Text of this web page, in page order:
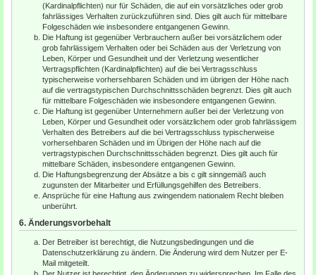
(Kardinalpflichten) nur für Schäden, die auf ein vorsätzliches oder grob
fahrlässiges Verhalten zurückzuführen sind. Dies gilt auch für mittelbare
Folgeschäden wie insbesondere entgangenen Gewinn.
Die Haftung ist gegenüber Verbrauchern außer bei vorsätzlichem oder
grob fahrlässigem Verhalten oder bei Schäden aus der Verletzung von
Leben, Körper und Gesundheit und der Verletzung wesentlicher
Vertragspflichten (Kardinalpflichten) auf die bei Vertragsschluss
typischerweise vorhersehbaren Schäden und im übrigen der Höhe nach
auf die vertragstypischen Durchschnittsschäden begrenzt. Dies gilt auch
für mittelbare Folgeschäden wie insbesondere entgangenen Gewinn.
Die Haftung ist gegenüber Unternehmern außer bei der Verletzung von
Leben, Körper und Gesundheit oder vorsätzlichem oder grob fahrlässigem
Verhalten des Betreibers auf die bei Vertragsschluss typischerweise
vorhersehbaren Schäden und im Übrigen der Höhe nach auf die
vertragstypischen Durchschnittsschäden begrenzt. Dies gilt auch für
mittelbare Schäden, insbesondere entgangenen Gewinn.
Die Haftungsbegrenzung der Absätze a bis c gilt sinngemäß auch
zugunsten der Mitarbeiter und Erfüllungsgehilfen des Betreibers.
Ansprüche für eine Haftung aus zwingendem nationalem Recht bleiben
unberührt.
6. Änderungsvorbehalt
Der Betreiber ist berechtigt, die Nutzungsbedingungen und die
Datenschutzerklärung zu ändern. Die Änderung wird dem Nutzer per E-
Mail mitgeteilt.